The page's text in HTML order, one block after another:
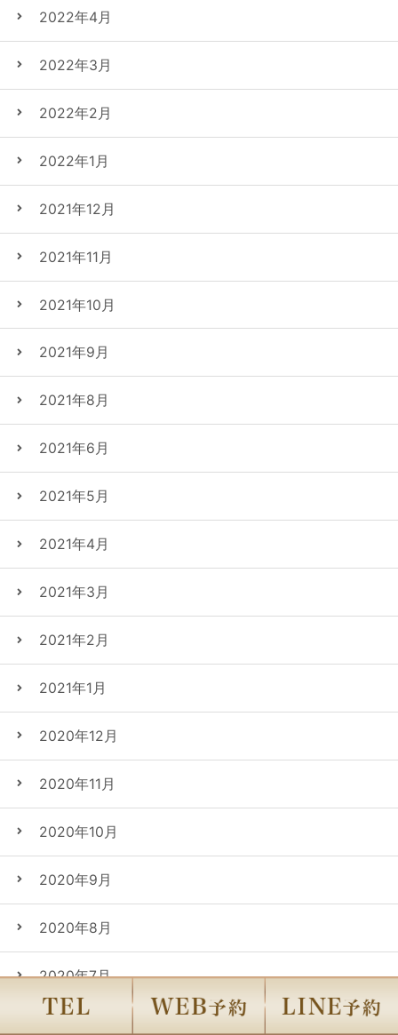
2022年4月
2022年3月
2022年2月
2022年1月
2021年12月
2021年11月
2021年10月
2021年9月
2021年8月
2021年6月
2021年5月
2021年4月
2021年3月
2021年2月
2021年1月
2020年12月
2020年11月
2020年10月
2020年9月
2020年8月
2020年7月